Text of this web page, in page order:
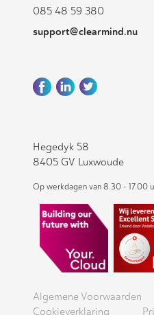
085 48 59 380
support@clearmind.nu
Hegedyk 58
8405 GV Luxwoude
Op werkdagen van 8.30 - 17.00
Algemene Voorwaarden
Cookieverklaring